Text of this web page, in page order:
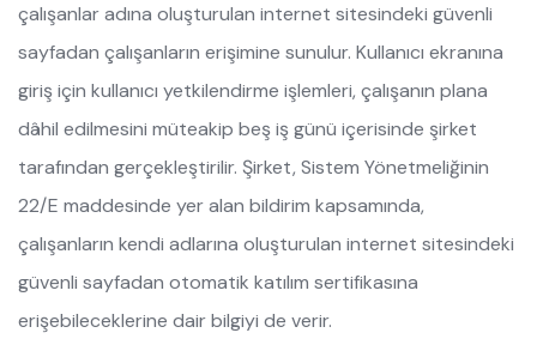
çalışanlar adına oluşturulan internet sitesindeki güvenli
sayfadan çalışanların erişimine sunulur. Kullanıcı ekranına
giriş için kullanıcı yetkilendirme işlemleri, çalışanın plana
dâhil edilmesini müteakip beş iş günü içerisinde şirket
tarafından gerçekleştirilir. Şirket, Sistem Yönetmeliğinin
22/E maddesinde yer alan bildirim kapsamında,
çalışanların kendi adlarına oluşturulan internet sitesindeki
güvenli sayfadan otomatik katılım sertifikasına
erişebileceklerine dair bilgiyi de verir.